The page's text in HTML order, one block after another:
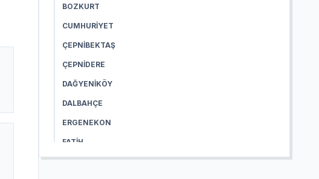
BOZKURT
CUMHURIYET
ÇEPNIBEKTAŞ
ÇEPNIDERE
DAĞYENIKÖY
DALBAHÇE
ERGENEKON
FATIH
HACIISALAR